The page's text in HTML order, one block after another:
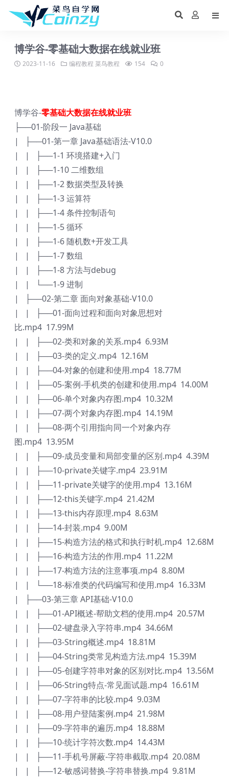
博学谷-零基础大数据在线就业班
2023-11-16 编程教程 菜鸟教程 154 0
博学谷-零基础大数据在线就业班
├──01-阶段一 Java基础
| ├──01-第一章 Java基础语法-V10.0
| | ├──1-1 环境搭建+入门
| | ├──1-10 二维数组
| | ├──1-2 数据类型及转换
| | ├──1-3 运算符
| | ├──1-4 条件控制语句
| | ├──1-5 循环
| | ├──1-6 随机数+开发工具
| | ├──1-7 数组
| | ├──1-8 方法与debug
| | └──1-9 进制
| ├──02-第二章 面向对象基础-V10.0
| | ├──01-面向过程和面向对象思想对
比.mp4 17.99M
| | ├──02-类和对象的关系.mp4 6.93M
| | ├──03-类的定义.mp4 12.16M
| | ├──04-对象的创建和使用.mp4 18.77M
| | ├──05-案例-手机类的创建和使用.mp4 14.00M
| | ├──06-单个对象内存图.mp4 10.32M
| | ├──07-两个对象内存图.mp4 14.19M
| | ├──08-两个引用指向同一个对象内存
图.mp4 13.95M
| | ├──09-成员变量和局部变量的区别.mp4 4.39M
| | ├──10-private关键字.mp4 23.91M
| | ├──11-private关键字的使用.mp4 13.16M
| | ├──12-this关键字.mp4 21.42M
| | ├──13-this内存原理.mp4 8.63M
| | ├──14-封装.mp4 9.00M
| | ├──15-构造方法的格式和执行时机.mp4 12.68M
| | ├──16-构造方法的作用.mp4 11.22M
| | ├──17-构造方法的注意事项.mp4 8.80M
| | └──18-标准类的代码编写和使用.mp4 16.33M
| ├──03-第三章 API基础-V10.0
| | ├──01-API概述-帮助文档的使用.mp4 20.57M
| | ├──02-键盘录入字符串.mp4 34.66M
| | ├──03-String概述.mp4 18.81M
| | ├──04-String类常见构造方法.mp4 15.39M
| | ├──05-创建字符串对象的区别对比.mp4 13.56M
| | ├──06-String特点-常见面试题.mp4 16.61M
| | ├──07-字符串的比较.mp4 9.03M
| | ├──08-用户登陆案例.mp4 21.98M
| | ├──09-字符串的遍历.mp4 18.88M
| | ├──10-统计字符次数.mp4 14.43M
| | ├──11-手机号屏蔽-字符串截取.mp4 20.08M
| | ├──12-敏感词替换-字符串替换.mp4 9.81M